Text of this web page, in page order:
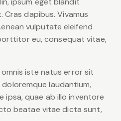
dapibus. Vivamus
vulputate eleifend
eu, consequat vitae,
iste natus error sit
laudantium,
ipsa, quae ab illo inventore
beatae vitae dicta sunt,